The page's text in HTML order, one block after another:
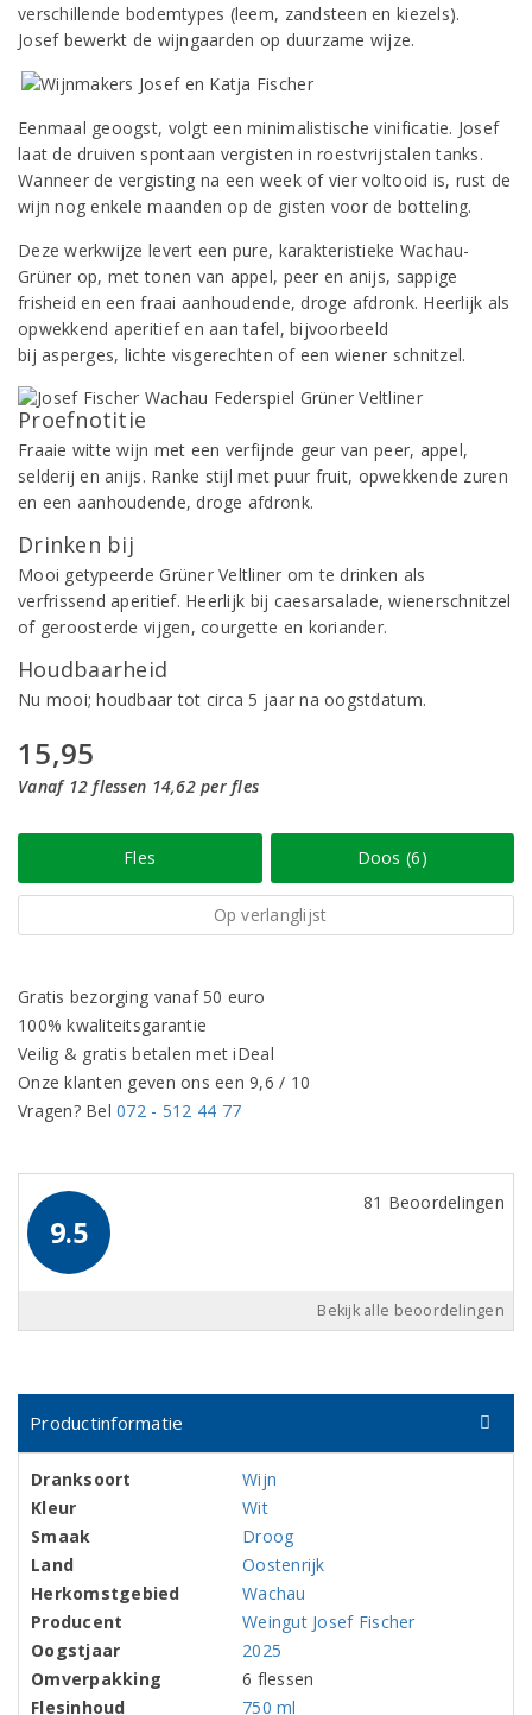
verschillende bodemtypes (leem, zandsteen en kiezels).
Josef bewerkt de wijngaarden op duurzame wijze.
Eenmaal geoogst, volgt een minimalistische vinificatie. Josef
laat de druiven spontaan vergisten in roestvrijstalen tanks.
Wanneer de vergisting na een week of vier voltooid is, rust de
wijn nog enkele maanden op de gisten voor de botteling.
Deze werkwijze levert een pure, karakteristieke Wachau-
Grüner op, met tonen van appel, peer en anijs, sappige
frisheid en een fraai aanhoudende, droge afdronk. Heerlijk als
opwekkend aperitief en aan tafel, bijvoorbeeld
bij asperges, lichte visgerechten of een wiener schnitzel.
Proefnotitie
Fraaie witte wijn met een verfijnde geur van peer, appel,
selderij en anijs. Ranke stijl met puur fruit, opwekkende zuren
en een aanhoudende, droge afdronk.
Drinken bij
Mooi getypeerde Grüner Veltliner om te drinken als
verfrissend aperitief. Heerlijk bij caesarsalade, wienerschnitzel
of geroosterde vijgen, courgette en koriander.
Houdbaarheid
Nu mooi; houdbaar tot circa 5 jaar na oogstdatum.
15,95
Vanaf 12 flessen 14,62 per fles
Fles Doos (6)
Op verlanglijst
Gratis bezorging vanaf 50 euro
100% kwaliteitsgarantie
Veilig & gratis betalen met iDeal
Onze klanten geven ons een 9,6 / 10
Vragen? Bel072 - 512 44 77
9.5
81 Beoordelingen
Bekijk alle beoordelingen
Productinformatie
Dranksoort
Wijn
Kleur
Wit
Smaak
Droog
Land
Oostenrijk
Herkomstgebied
Wachau
Producent
Weingut Josef Fischer
Oogstjaar
2025
Omverpakking
6 flessen
Flesinhoud
750 ml